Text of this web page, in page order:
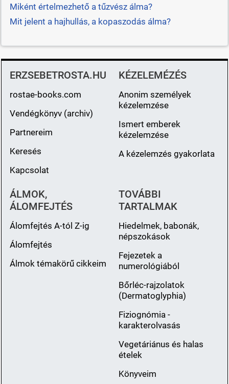
Miként értelmezhető a tűzvész álma?
Mit jelent a hajhullás, a kopaszodás álma?
ERZSEBETROSTA.HU
rostae-books.com
Vendégkönyv (archiv)
Partnereim
Keresés
Kapcsolat
KÉZELEMÉZÉS
Anonim személyek
kézelemzése
Ismert emberek
kézelemzése
A kézelemzés gyakorlata
ÁLMOK,
ÁLOMFEJTÉS
Álomfejtés A-tól Z-ig
Álomfejtés
Álmok témakörű cikkeim
TOVÁBBI
TARTALMAK
Hiedelmek, babonák,
népszokások
Fejezetek a
numerológiából
Bőrléc-rajzolatok
(Dermatoglyphia)
Fiziognómia -
karakterolvasás
Vegetáriánus és halas
ételek
Könyveim